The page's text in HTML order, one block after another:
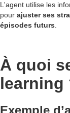
L'agent utilise les
pour ajuster ses
épisodes futurs
À quoi
learning
Exemple